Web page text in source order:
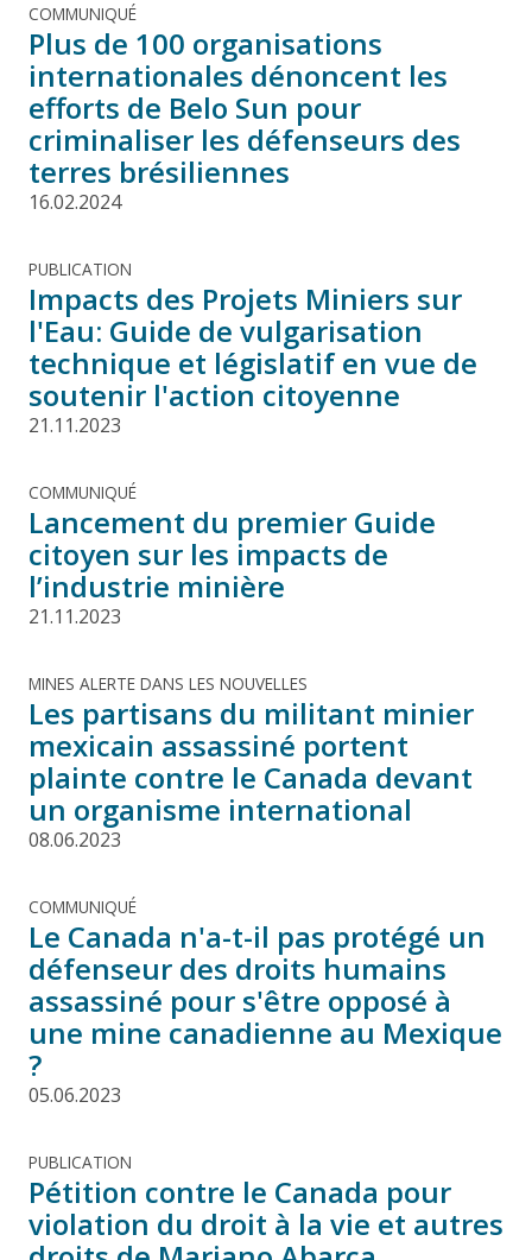
COMMUNIQUÉ
Plus de 100 organisations
internationales dénoncent les
efforts de Belo Sun pour
criminaliser les défenseurs des
terres brésiliennes
16.02.2024
PUBLICATION
Impacts des Projets Miniers sur
l'Eau: Guide de vulgarisation
technique et législatif en vue de
soutenir l'action citoyenne
21.11.2023
COMMUNIQUÉ
Lancement du premier Guide
citoyen sur les impacts de
l’industrie minière
21.11.2023
MINES ALERTE DANS LES NOUVELLES
Les partisans du militant minier
mexicain assassiné portent
plainte contre le Canada devant
un organisme international
08.06.2023
COMMUNIQUÉ
Le Canada n'a-t-il pas protégé un
défenseur des droits humains
assassiné pour s'être opposé à
une mine canadienne au Mexique
?
05.06.2023
PUBLICATION
Pétition contre le Canada pour
violation du droit à la vie et autres